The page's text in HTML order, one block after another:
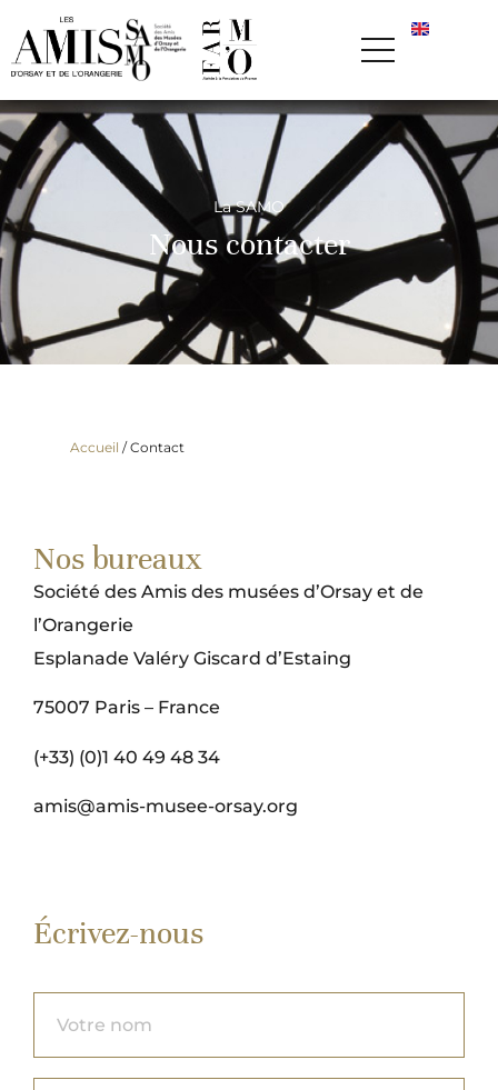
La SAMO
Nous contacter
Accueil /Contact
Nos bureaux
Société des Amis des musées d’Orsay et de
l’Orangerie
Esplanade Valéry Giscard d’Estaing
75007 Paris – France
(+33) (0)1 40 49 48 34
amis@amis-musee-orsay.org
Écrivez-nous